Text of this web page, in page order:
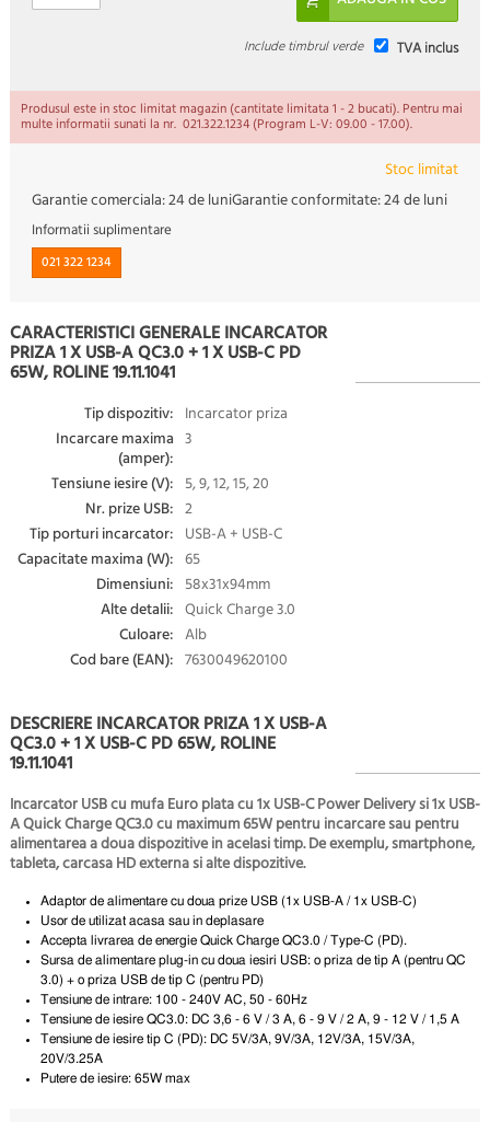
TVA inclus
Include timbrul verde
Produsul este in stoc limitat magazin (cantitate limitata 1 - 2 bucati). Pentru mai
multe informatii sunati la nr. 021.322.1234 (Program L-V: 09.00 - 17.00).
Stoc limitat
Garantie comerciala:24 de luniGarantie conformitate:24 de luni
Informatii suplimentare
021 322 1234
CARACTERISTICI GENERALE INCARCATOR
PRIZA 1 X USB-A QC3.0 + 1 X USB-C PD
65W, ROLINE 19.11.1041
Tip dispozitiv: Incarcator priza
Incarcare maxima
(amper):
3
Tensiune iesire (V): 5, 9, 12, 15, 20
Nr. prize USB: 2
Tip porturi incarcator: USB-A + USB-C
Capacitate maxima (W): 65
Dimensiuni: 58x31x94mm
Alte detalii: Quick Charge 3.0
Culoare: Alb
Cod bare (EAN): 7630049620100
DESCRIERE INCARCATOR PRIZA 1 X USB-A
QC3.0 + 1 X USB-C PD 65W, ROLINE
19.11.1041
Incarcator USB cu mufa Euro plata cu 1x USB-C Power Delivery si 1x USB-
A Quick Charge QC3.0 cu maximum 65W pentru incarcare sau pentru
alimentarea a doua dispozitive in acelasi timp. De exemplu, smartphone,
tableta, carcasa HD externa si alte dispozitive.
Adaptor de alimentare cu doua prize USB (1x USB-A / 1x USB-C)
Usor de utilizat acasa sau in deplasare
Accepta livrarea de energie Quick Charge QC3.0 / Type-C (PD).
Sursa de alimentare plug-in cu doua iesiri USB: o priza de tip A (pentru QC
3.0) + o priza USB de tip C (pentru PD)
Tensiune de intrare: 100 - 240V AC, 50 - 60Hz
Tensiune de iesire QC3.0: DC 3,6 - 6 V / 3 A, 6 - 9 V / 2 A, 9 - 12 V / 1,5 A
Tensiune de iesire tip C (PD): DC 5V/3A, 9V/3A, 12V/3A, 15V/3A,
20V/3.25A
Putere de iesire: 65W max